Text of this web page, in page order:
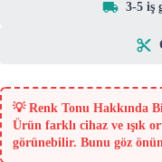
3-5 iş
💡 Renk Tonu Hakkında
Ürün farklı cihaz ve ışık
görünebilir. Bunu göz